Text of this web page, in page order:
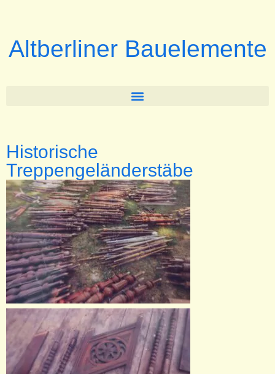
Altberliner Bauelemente
Historische
Treppengeländerstäbe